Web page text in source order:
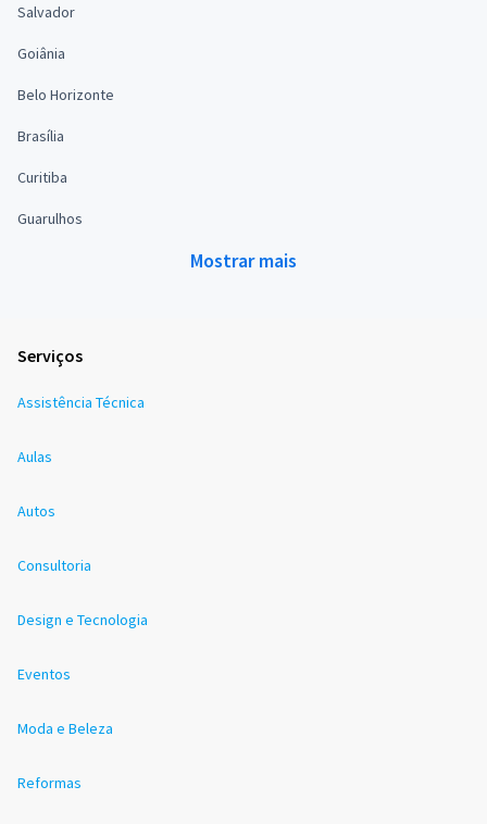
Salvador
Goiânia
Belo Horizonte
Brasília
Curitiba
Guarulhos
Mostrar mais
Serviços
Assistência Técnica
Aulas
Autos
Consultoria
Design e Tecnologia
Eventos
Moda e Beleza
Reformas